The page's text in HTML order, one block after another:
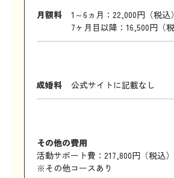
月額料
1～6ヵ月：22,000円（税
7ヶ月目以降：16,500円（税
成婚料 公式サイトに記載なし
その他の費用
活動サポート費：217,800円（税込
※その他コースあり